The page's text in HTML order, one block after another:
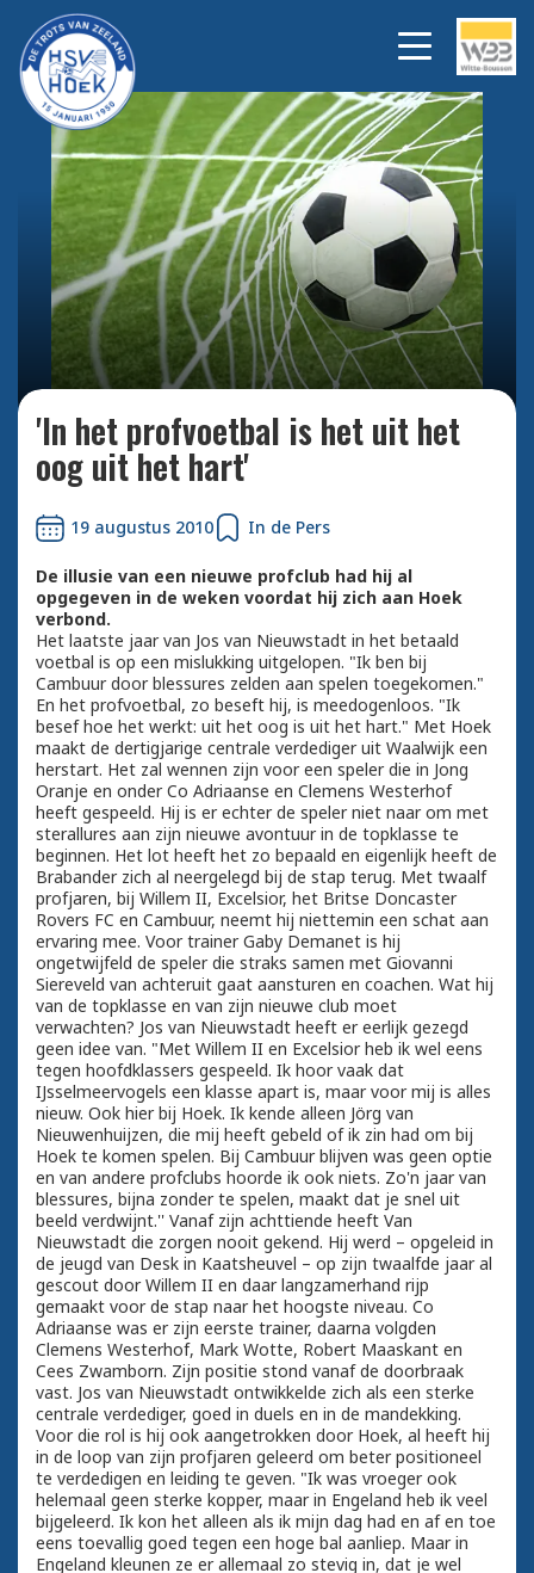
Bekijk alle foto's
'In het profvoetbal is het uit het
oog uit het hart'
19 augustus 2010 In de Pers
De illusie van een nieuwe profclub had hij al
opgegeven in de weken voordat hij zich aan Hoek
verbond.
Het laatste jaar van Jos van Nieuwstadt in het betaald
voetbal is op een mislukking uitgelopen. "Ik ben bij
Cambuur door blessures zelden aan spelen toegekomen."
En het profvoetbal, zo beseft hij, is meedogenloos. "Ik
besef hoe het werkt: uit het oog is uit het hart." Met Hoek
maakt de dertigjarige centrale verdediger uit Waalwijk een
herstart. Het zal wennen zijn voor een speler die in Jong
Oranje en onder Co Adriaanse en Clemens Westerhof
heeft gespeeld. Hij is er echter de speler niet naar om met
sterallures aan zijn nieuwe avontuur in de topklasse te
beginnen. Het lot heeft het zo bepaald en eigenlijk heeft de
Brabander zich al neergelegd bij de stap terug. Met twaalf
profjaren, bij Willem II, Excelsior, het Britse Doncaster
Rovers FC en Cambuur, neemt hij niettemin een schat aan
ervaring mee. Voor trainer Gaby Demanet is hij
ongetwijfeld de speler die straks samen met Giovanni
Siereveld van achteruit gaat aansturen en coachen. Wat hij
van de topklasse en van zijn nieuwe club moet
verwachten? Jos van Nieuwstadt heeft er eerlijk gezegd
geen idee van. "Met Willem II en Excelsior heb ik wel eens
tegen hoofdklassers gespeeld. Ik hoor vaak dat
IJsselmeervogels een klasse apart is, maar voor mij is alles
nieuw. Ook hier bij Hoek. Ik kende alleen Jörg van
Nieuwenhuijzen, die mij heeft gebeld of ik zin had om bij
Hoek te komen spelen. Bij Cambuur blijven was geen optie
en van andere profclubs hoorde ik ook niets. Zo'n jaar van
blessures, bijna zonder te spelen, maakt dat je snel uit
beeld verdwijnt.'' Vanaf zijn achttiende heeft Van
Nieuwstadt die zorgen nooit gekend. Hij werd – opgeleid in
de jeugd van Desk in Kaatsheuvel – op zijn twaalfde jaar al
gescout door Willem II en daar langzamerhand rijp
gemaakt voor de stap naar het hoogste niveau. Co
Adriaanse was er zijn eerste trainer, daarna volgden
Clemens Westerhof, Mark Wotte, Robert Maaskant en
Cees Zwamborn. Zijn positie stond vanaf de doorbraak
vast. Jos van Nieuwstadt ontwikkelde zich als een sterke
centrale verdediger, goed in duels en in de mandekking.
Voor die rol is hij ook aangetrokken door Hoek, al heeft hij
in de loop van zijn profjaren geleerd om beter positioneel
te verdedigen en leiding te geven. "Ik was vroeger ook
helemaal geen sterke kopper, maar in Engeland heb ik veel
bijgeleerd. Ik kon het alleen als ik mijn dag had en af en toe
eens toevallig goed tegen een hoge bal aanliep. Maar in
Engeland kleunen ze er allemaal zo stevig in, dat je wel